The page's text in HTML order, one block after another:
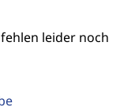
leider noch